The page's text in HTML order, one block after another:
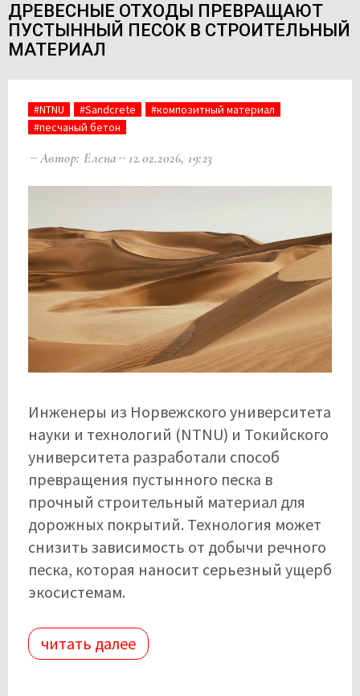
ДРЕВЕСНЫЕ ОТХОДЫ ПРЕВРАЩАЮТ
ПУСТЫННЫЙ ПЕСОК В СТРОИТЕЛЬНЫЙ
МАТЕРИАЛ
#NTNU #Sandcrete
#композитный материал
#песчаный бетон
Автор: Елена 12.02.2026, 19:23
Инженеры из Норвежского университета
науки и технологий (NTNU) и Токийского
университета разработали способ
превращения пустынного песка в
прочный строительный материал для
дорожных покрытий. Технология может
снизить зависимость от добычи речного
песка, которая наносит серьезный ущерб
экосистемам.
читать далее